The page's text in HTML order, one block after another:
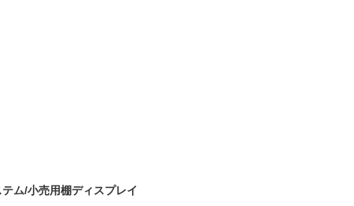
ム/小売用棚ディスプレイ